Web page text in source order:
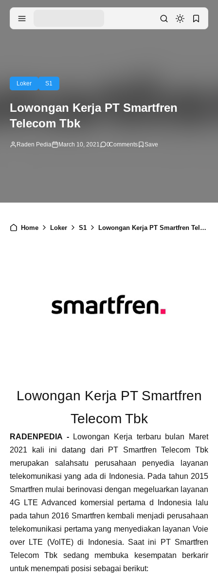
Loker S1
Lowongan Kerja PT Smartfren
Telecom Tbk
Raden Pedia March 10, 2021 0Comments
Home Loker S1 Lowongan Kerja PT Smartfren Telecom Tbk
Lowongan Kerja PT Smartfren
Telecom Tbk
RADENPEDIA -
Lowongan Kerja terbaru bulan Maret
2021 kali ini datang dari PT Smartfren Telecom Tbk
merupakan salahsatu perusahaan penyedia layanan
telekomunikasi yang ada di Indonesia. Pada tahun 2015
Smartfren mulai berinovasi dengan megeluarkan layanan
4G LTE Advanced komersial pertama d Indonesia lalu
pada tahun 2016 Smartfren kembali menjadi perusahaan
telekomunikasi pertama yang menyediakan layanan Voie
over LTE (VolTE) di Indonesia. Saat ini PT Smartfren
Telecom Tbk sedang membuka kesempatan berkarir
untuk menempati posisi sebagai berikut: